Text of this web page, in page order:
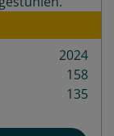
2024
158
135